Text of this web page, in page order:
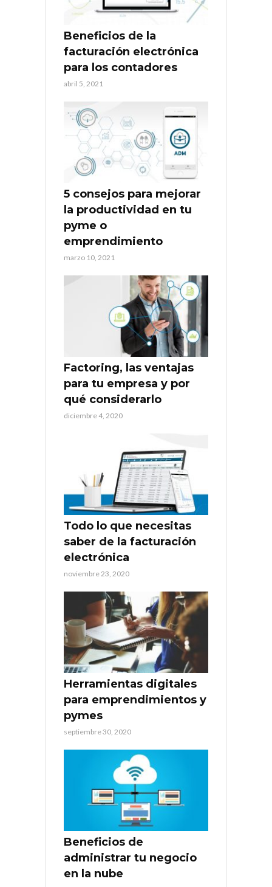
Beneficios de la
facturación electrónica
para los contadores
abril 5, 2021
5 consejos para mejorar
la productividad en tu
pyme o
emprendimiento
marzo 10, 2021
Factoring, las ventajas
para tu empresa y por
qué considerarlo
diciembre 4, 2020
Todo lo que necesitas
saber de la facturación
electrónica
noviembre 23, 2020
Herramientas digitales
para emprendimientos y
pymes
septiembre 30, 2020
Beneficios de
administrar tu negocio
en la nube